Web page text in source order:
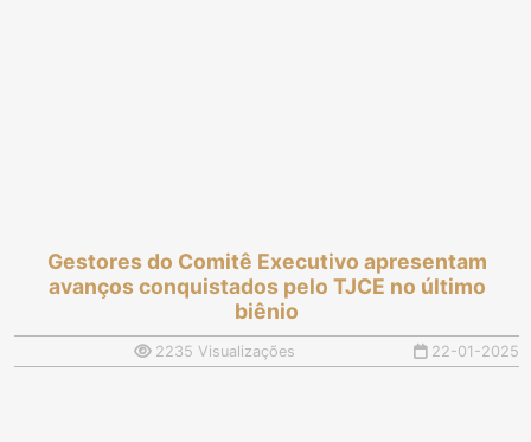
Gestores do Comitê Executivo apresentam
avanços conquistados pelo TJCE no último
biênio
2235 Visualizações 22-01-2025